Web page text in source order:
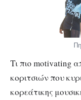
Τι πιο motivating
κοριτσιών που
κορεάτικης